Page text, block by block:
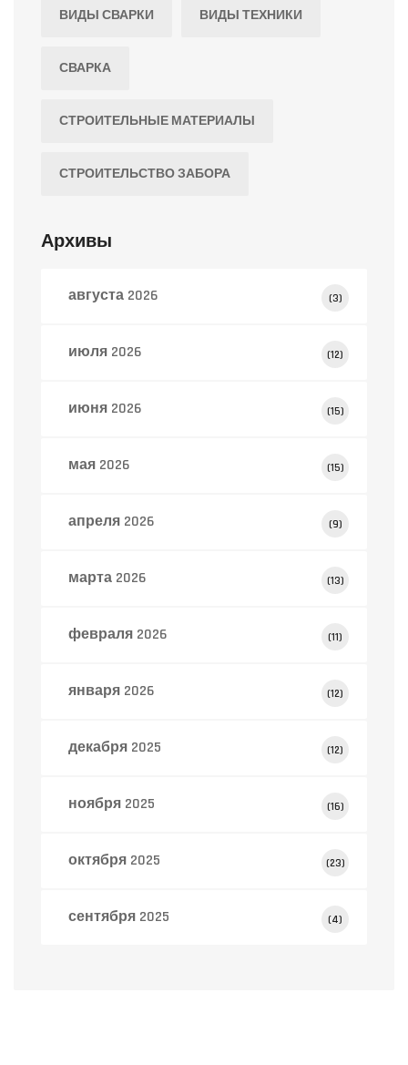
ВИДЫ СВАРКИ ВИДЫ ТЕХНИКИ
СВАРКА
СТРОИТЕЛЬНЫЕ МАТЕРИАЛЫ
СТРОИТЕЛЬСТВО ЗАБОРА
Архивы
августа 2026 (3)
июля 2026 (12)
июня 2026 (15)
мая 2026 (15)
апреля 2026 (9)
марта 2026 (13)
февраля 2026 (11)
января 2026 (12)
декабря 2025 (12)
ноября 2025 (16)
октября 2025 (23)
сентября 2025 (4)